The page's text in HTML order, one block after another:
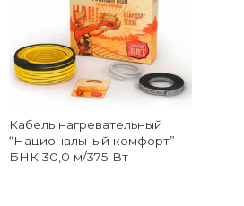
Кабель нагревательный
“Национальный комфорт”
БНК 30,0 м/375 Вт